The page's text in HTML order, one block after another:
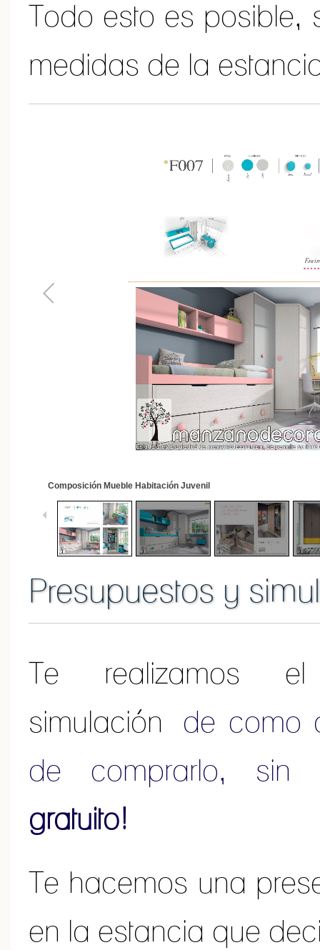
Todo esto es posible,
medidas de la
Composición Mueble Habitación Juvenil
Presupuestos y
Te realizamos
simulación de como
de comprarlo, sin
gratuito!
Te hacemos una
en la estancia que